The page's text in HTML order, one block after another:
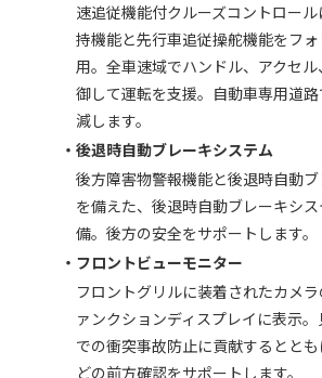
速追従機能付クルーズコントロー
持機能と先行車追従操舵機能をフ
用。全車速域でハンドル、アクセ
御して運転を支援。自動車専用道
減します。
・後退時自動ブレーキシステム
後方障害物警報機能と後退時自動
を備えた、後退時自動ブレーキシ
備。後方の安全をサポートします。
・フロントビューモニター
フロントグリルに装着されたカメ
ァンクションディスプレイに表示
での衝突事故防止に貢献するとと
どの前方確認をサポートします。